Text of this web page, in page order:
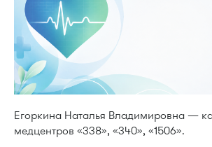
Егоркина Наталья Владимировна —
медцентров «338», «340», «1506».